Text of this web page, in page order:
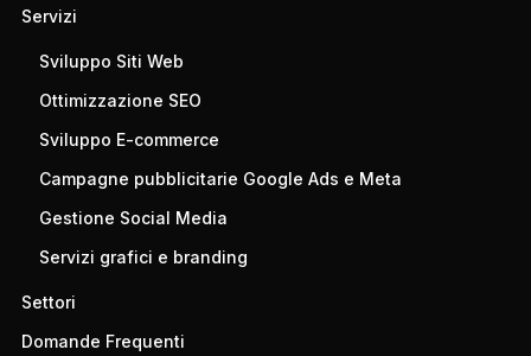
Servizi
Sviluppo Siti Web
Ottimizzazione SEO
Sviluppo E-commerce
Campagne pubblicitarie Google Ads e Meta
Gestione Social Media
Servizi grafici e branding
Settori
Domande Frequenti